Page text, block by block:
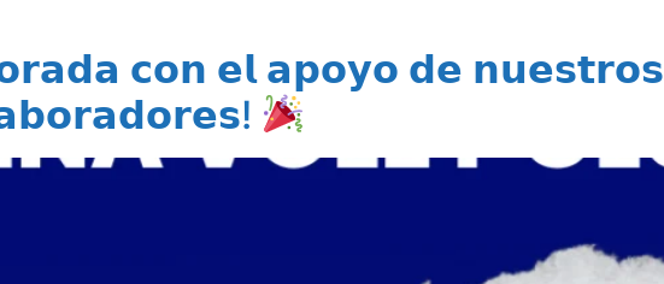
𝗰𝗼𝗻 𝗲𝗹 𝗮𝗽𝗼𝘆𝗼 𝗱𝗲 𝗻𝘂𝗲𝘀𝘁𝗿𝗼𝘀